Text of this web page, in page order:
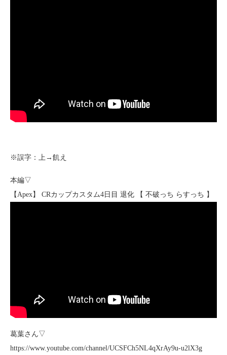
※誤字：上→飢え
本編▽
【Apex】 CRカップカスタム4日目 退化 【 不破っち らすっち 】
葛葉さん▽
https://www.youtube.com/channel/UCSFCh5NL4qXrAy9u-u2lX3g